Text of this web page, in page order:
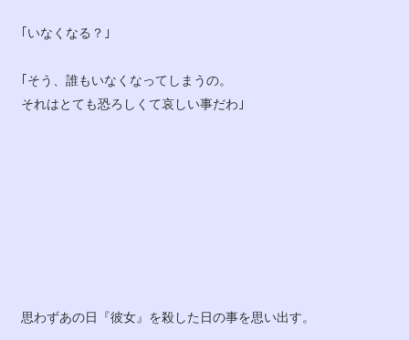
｢いなくなる？｣
｢そう、誰もいなくなってしまうの。
それはとても恐ろしくて哀しい事だわ｣
思わずあの日『彼女』を殺した日の事を思い出す。